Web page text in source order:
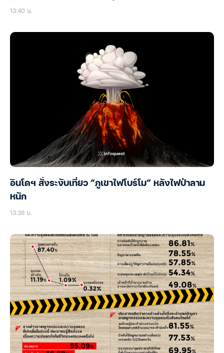
13:40 น.
อินโดฯ สั่งระงับเที่ยว “ภูเขาไฟโบร์โม” หลังไฟป่าลาม
หนัก
13:38 น.